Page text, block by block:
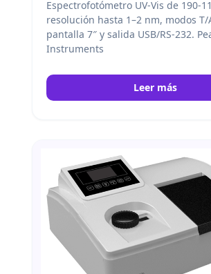
Espectrofotómetro UV-Vis de 190-
resolución hasta 1–2 nm, modos T/
pantalla 7″ y salida USB/RS-232.
Instruments
Leer más